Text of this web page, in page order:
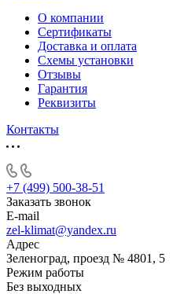
О компании
Сертификаты
Доставка и оплата
Схемы установки
Отзывы
Гарантия
Реквизиты
Контакты
+7 (499) 500-38-51
Заказать звонок
E-mail
zel-klimat@yandex.ru
Адрес
Зеленоград, проезд № 4801, 5
Режим работы
Без выходных